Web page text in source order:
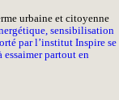
urbaine et citoyenne
sensibilisation
par l’institut Inspire se
partout en